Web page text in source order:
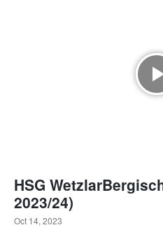
HSG
2023/24)
Oct 14, 2023